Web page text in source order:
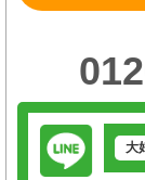
大